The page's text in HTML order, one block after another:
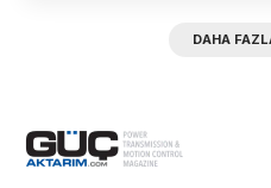
DAHA